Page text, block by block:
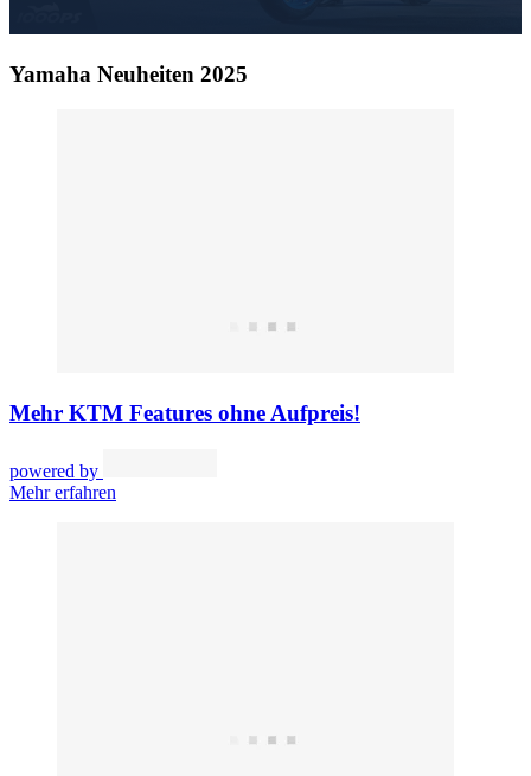
Yamaha Neuheiten 2025
Mehr KTM Features ohne Aufpreis!
powered by
Mehr erfahren